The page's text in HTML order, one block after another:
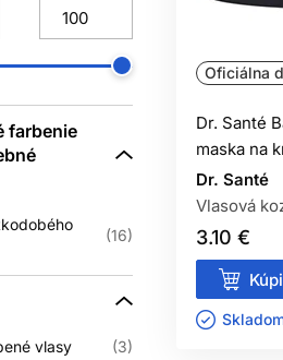
rovných jemných vlasoch
poskytnúť sklz na rozčesávanie, no
Pred významnou udalosťou
vedeli odhadnúť množstvo a
robte po vysušení.
efekt je kozmetický a
farbenie
16
vlasy
3
Oficiálna
Dr. Santé
maska na
Dr. Santé
Vlasová
3.10 €
Skladom